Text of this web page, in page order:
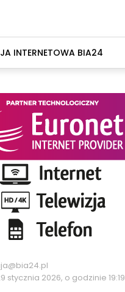
INTERNETOWA BIA24
stycznia 2026, o godzinie 19:19